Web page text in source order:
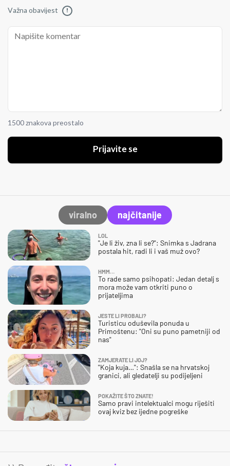
Važna obavijest !
1500 znakova preostalo
Prijavite se
viralno najčitanije
LOL
"Je li živ, zna li se?": Snimka s Jadrana
postala hit, radi li i vaš muž ovo?
HMM…
To rade samo psihopati: Jedan detalj s
mora može vam otkriti puno o
prijateljima
JESTE LI PROBALI?
Turisticu oduševila ponuda u
Primoštenu: "Oni su puno pametniji od
nas"
ZAMJERATE LI JOJ?
"Koja kuja…": Snašla se na hrvatskoj
granici, ali gledatelji su podijeljeni
POKAŽITE ŠTO ZNATE!
Samo pravi intelektualci mogu riješiti
ovaj kviz bez ijedne pogreške